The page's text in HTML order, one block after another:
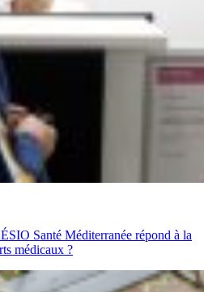
Santé Méditerranée répond à la
médicaux ?